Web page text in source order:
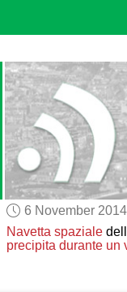
6 November 2014
Navetta spaziale
precipita durante un